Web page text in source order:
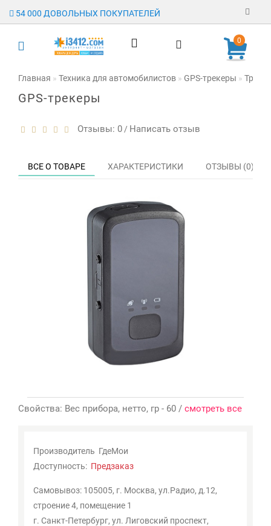
54 000 ДОВОЛЬНЫХ ПОКУПАТЕЛЕЙ
Регистрация
Авторизация
0
Главная Техника для автомобилистов GPS-трекеры
GPS-трекеры
Отзывы: 0 / Написать отзыв
ВСЕ О ТОВАРЕ ХАРАКТЕРИСТИКИ ОТЗЫВЫ (0)
Свойства: Вес прибора, нетто, гр - 60 / смотреть все
Производитель ГдеМои
Доступность: Предзаказ
Самовывоз: 105005, г. Москва, ул.Радио, д.12,
строение 4, помещение 1
г. Санкт-Петербург, ул. Лиговский проспект,